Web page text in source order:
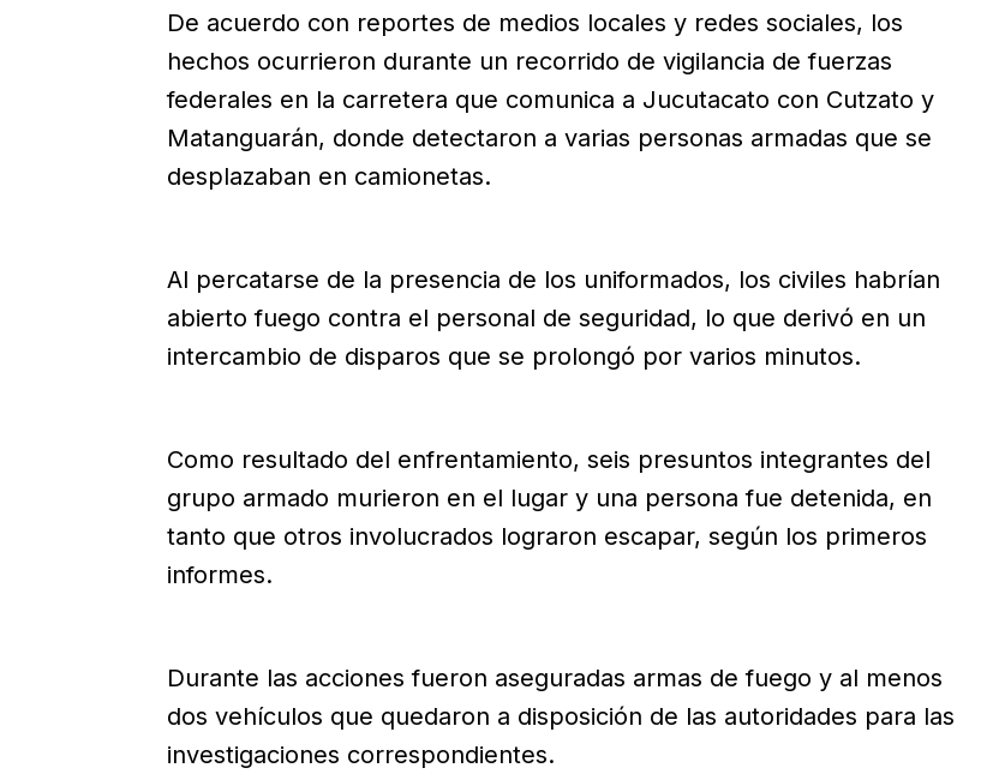
De acuerdo con reportes de medios locales y redes sociales, los
hechos ocurrieron durante un recorrido de vigilancia de fuerzas
federales en la carretera que comunica a Jucutacato con Cutzato y
Matanguarán, donde detectaron a varias personas armadas que se
desplazaban en camionetas.
Al percatarse de la presencia de los uniformados, los civiles habrían
abierto fuego contra el personal de seguridad, lo que derivó en un
intercambio de disparos que se prolongó por varios minutos.
Como resultado del enfrentamiento, seis presuntos integrantes del
grupo armado murieron en el lugar y una persona fue detenida, en
tanto que otros involucrados lograron escapar, según los primeros
informes.
Durante las acciones fueron aseguradas armas de fuego y al menos
dos vehículos que quedaron a disposición de las autoridades para las
investigaciones correspondientes.